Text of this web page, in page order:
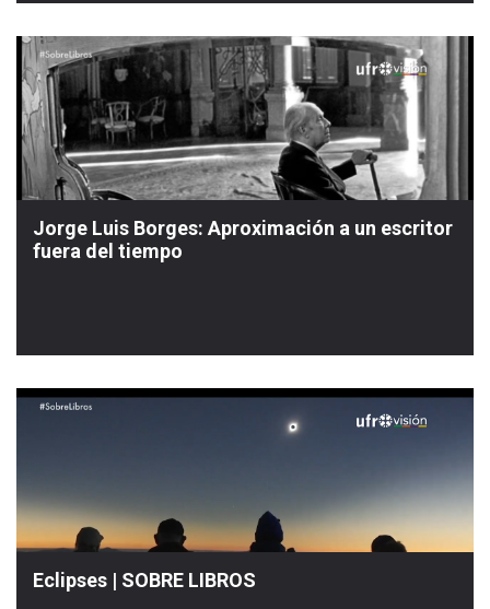
Jorge Luis Borges: Aproximación a un escritor
fuera del tiempo
Eclipses | SOBRE LIBROS